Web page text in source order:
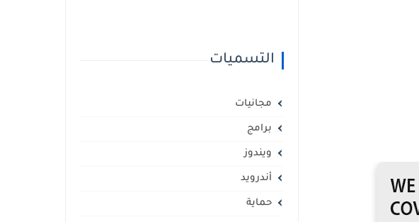
التسميات
مجانيات
برامج
ويندوز
أندرويد
حماية